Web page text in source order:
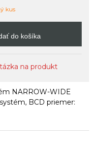
kus
do košíka
na produkt
NARROW-WIDE
BCD priemer: